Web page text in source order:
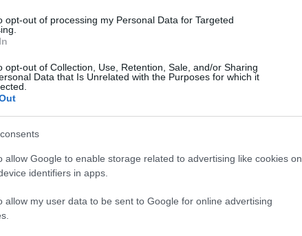
opt-out of processing my Personal Data for Targeted
opt-out of Collection, Use, Retention, Sale, and/or Sharing
Data that Is Unrelated with the Purposes for which it
allow Google to enable storage related to advertising like cookies on
identifiers in apps.
allow my user data to be sent to Google for online advertising